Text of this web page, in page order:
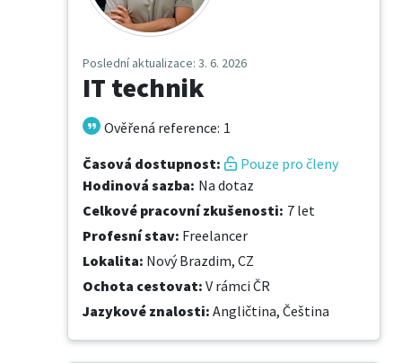
Poslední aktualizace: 3. 6. 2026
IT technik
Ověřená reference: 1
Časová dostupnost:
Pouze pro členy
Hodinová sazba: Na dotaz
Celkové pracovní zkušenosti: 7 let
Profesní stav: Freelancer
Lokalita: Nový Brazdim, CZ
Ochota cestovat: V rámci ČR
Jazykové znalosti: Angličtina, Čeština